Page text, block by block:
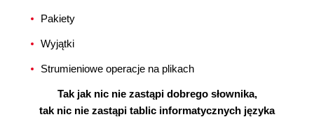
Pakiety
Wyjątki
Strumieniowe operacje na plikach
Tak jak nic nie zastąpi dobrego słownika,
tak nic nie zastąpi tablic informatycznych języka